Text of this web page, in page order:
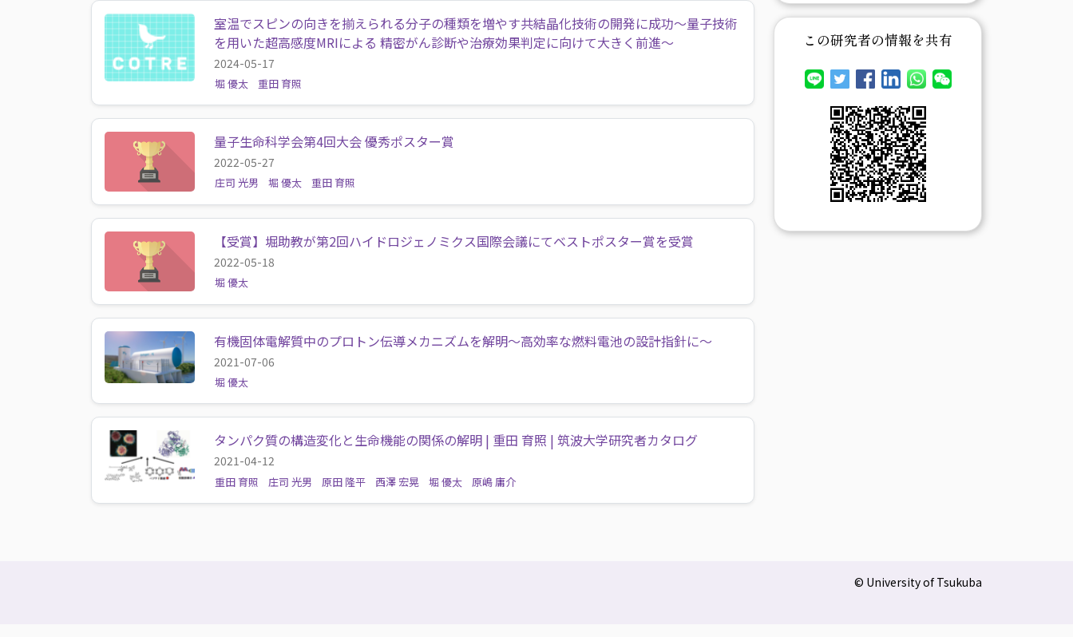
室温でスピンの向きを揃えられる分子の種類を増やす共結晶化技術の開発に成功～量子技術
を用いた超高感度MRIによる 精密がん診断や治療効果判定に向けて大きく前進～
2024-05-17
堀 優太 重田 育照
量子生命科学会第4回大会 優秀ポスター賞
2022-05-27
庄司 光男 堀 優太 重田 育照
【受賞】堀助教が第2回ハイドロジェノミクス国際会議にてベストポスター賞を受賞
2022-05-18
堀 優太
有機固体電解質中のプロトン伝導メカニズムを解明〜高効率な燃料電池の設計指針に〜
2021-07-06
堀 優太
タンパク質の構造変化と生命機能の関係の解明 | 重田 育照 | 筑波大学研究者カタログ
2021-04-12
重田 育照 庄司 光男 原田 隆平 西澤 宏晃 堀 優太 原嶋 庸介
この研究者の情報を共有
© University of Tsukuba